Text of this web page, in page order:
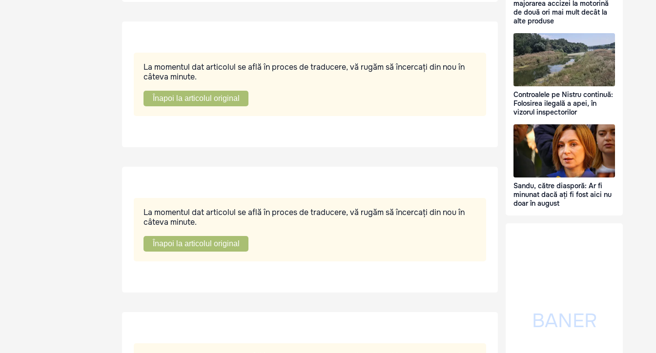
La momentul dat articolul se află în proces de traducere, vă rugăm să încercați din nou în
câteva minute.
Înapoi la articolul original
La momentul dat articolul se află în proces de traducere, vă rugăm să încercați din nou în
câteva minute.
Înapoi la articolul original
majorarea accizei la motorină
de două ori mai mult decât la
alte produse
Controalele pe Nistru continuă:
Folosirea ilegală a apei, în
vizorul inspectorilor
Sandu, către diasporă: Ar fi
minunat dacă ați fi fost aici nu
doar în august